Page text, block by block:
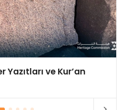
Yazıtları ve Kur’an